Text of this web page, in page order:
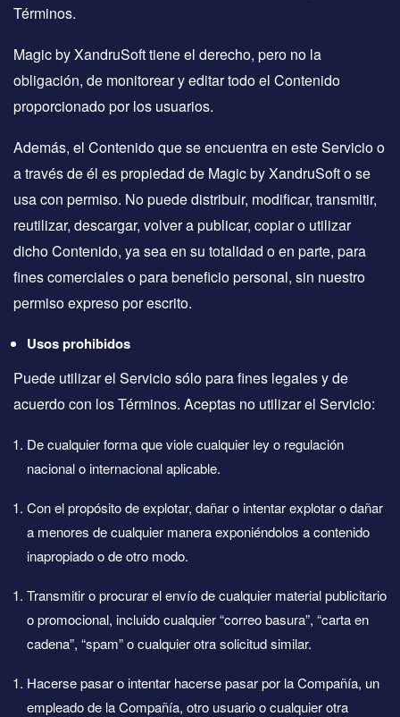
Términos.
Magic by XandruSoft tiene el derecho, pero no la
obligación, de monitorear y editar todo el Contenido
proporcionado por los usuarios.
Además, el Contenido que se encuentra en este Servicio o
a través de él es propiedad de Magic by XandruSoft o se
usa con permiso. No puede distribuir, modificar, transmitir,
reutilizar, descargar, volver a publicar, copiar o utilizar
dicho Contenido, ya sea en su totalidad o en parte, para
fines comerciales o para beneficio personal, sin nuestro
permiso expreso por escrito.
Usos prohibidos
Puede utilizar el Servicio sólo para fines legales y de
acuerdo con los Términos. Aceptas no utilizar el Servicio:
De cualquier forma que viole cualquier ley o regulación
nacional o internacional aplicable.
Con el propósito de explotar, dañar o intentar explotar o dañar
a menores de cualquier manera exponiéndolos a contenido
inapropiado o de otro modo.
Transmitir o procurar el envío de cualquier material publicitario
o promocional, incluido cualquier “correo basura”, “carta en
cadena”, “spam” o cualquier otra solicitud similar.
Hacerse pasar o intentar hacerse pasar por la Compañía, un
empleado de la Compañía, otro usuario o cualquier otra